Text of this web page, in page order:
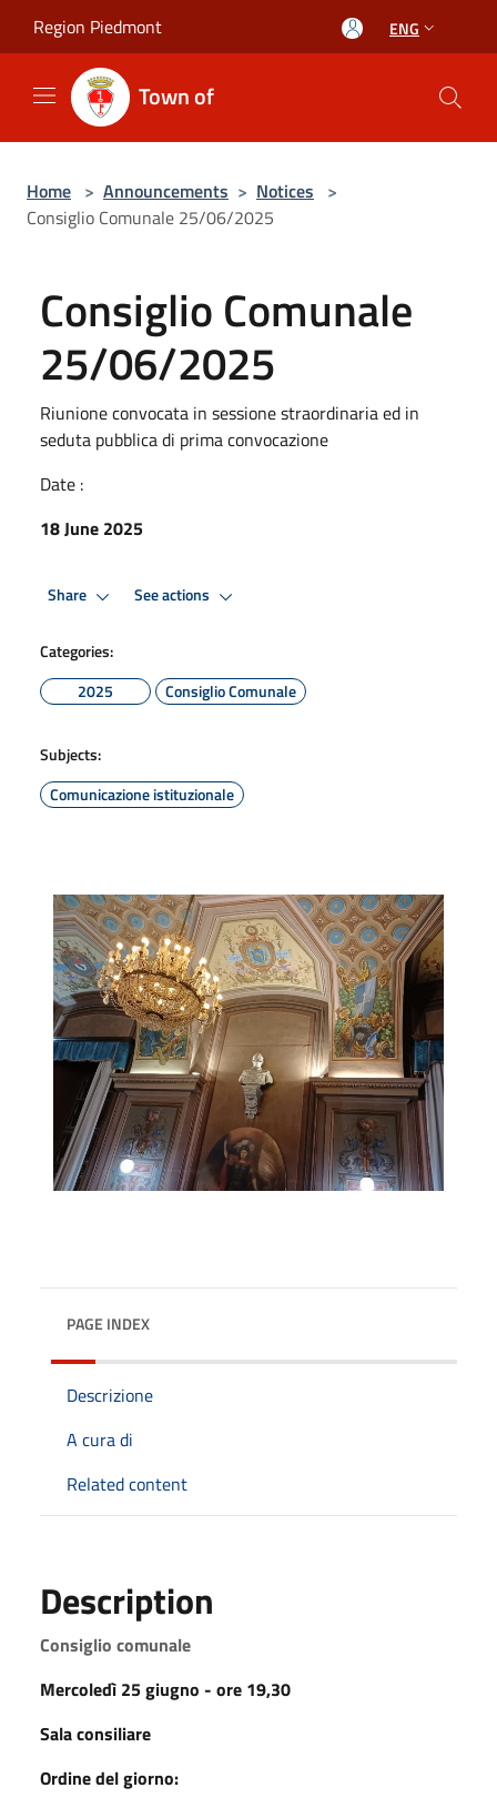
Region Piedmont ENG
Town of
Home > Announcements > Notices >
Consiglio Comunale 25/06/2025
Consiglio Comunale
25/06/2025
Riunione convocata in sessione straordinaria ed in
seduta pubblica di prima convocazione
Date :
18 June 2025
Share See actions
Categories:
2025
Consiglio Comunale
Subjects:
Comunicazione istituzionale
PAGE INDEX
Descrizione
A cura di
Related content
Description
Consiglio comunale
Mercoledì 25 giugno - ore 19,30
Sala consiliare
Ordine del giorno: